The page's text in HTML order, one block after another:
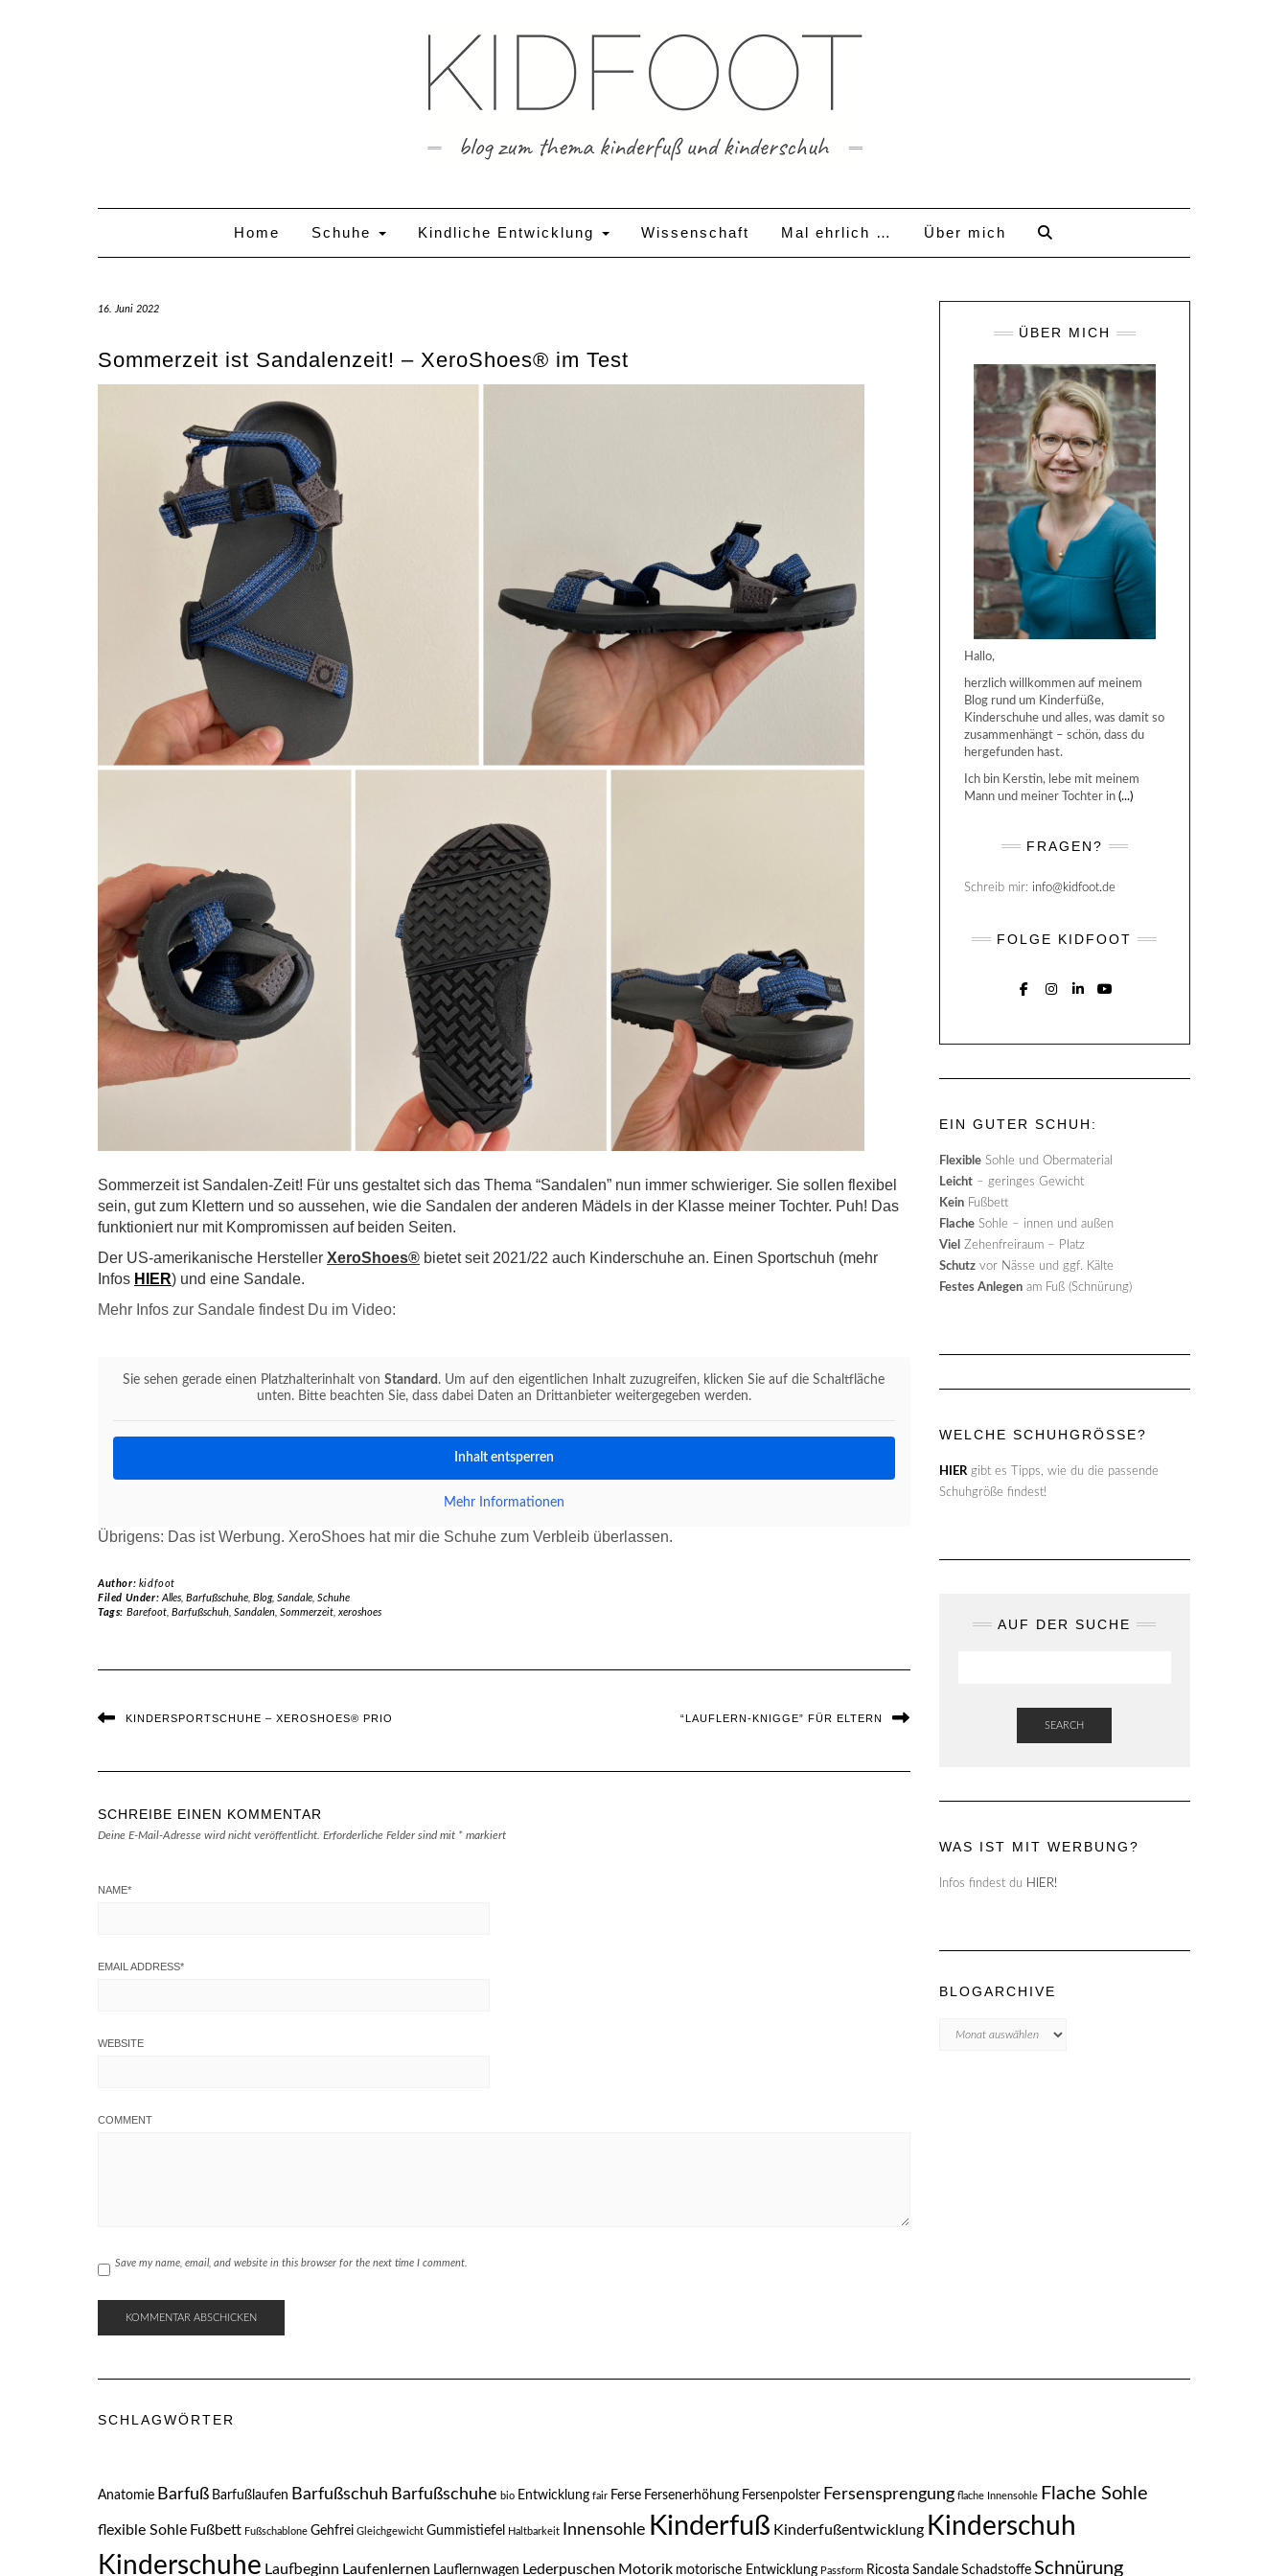
Home Schuhe Kindliche Entwicklung Wissenschaft Mal ehrlich … Über mich
16. Juni 2022
Sommerzeit ist Sandalenzeit! – XeroShoes® im Test
Sommerzeit ist Sandalen-Zeit! Für uns gestaltet sich das Thema “Sandalen” nun immer schwieriger. Sie sollen flexibel
sein, gut zum Klettern und so aussehen, wie die Sandalen der anderen Mädels in der Klasse meiner Tochter. Puh! Das
funktioniert nur mit Kompromissen auf beiden Seiten.
Der US-amerikanische Hersteller XeroShoes® bietet seit 2021/22 auch Kinderschuhe an. Einen Sportschuh (mehr
Infos HIER) und eine Sandale.
Mehr Infos zur Sandale findest Du im Video:
Sie sehen gerade einen Platzhalterinhalt vonStandard . Um auf den eigentlichen Inhalt zuzugreifen, klicken Sie auf die Schaltfläche
unten. Bitte beachten Sie, dass dabei Daten an Drittanbieter weitergegeben werden.
Inhalt entsperren
Mehr Informationen
Übrigens: Das ist Werbung. XeroShoes hat mir die Schuhe zum Verbleib überlassen.
Author: kidfoot
Filed Under: Alles, Barfußschuhe, Blog, Sandale, Schuhe
Tags: Barefoot, Barfußschuh, Sandalen, Sommerzeit, xeroshoes
KINDERSPORTSCHUHE – XEROSHOES® PRIO “LAUFLERN-KNIGGE” FÜR ELTERN
SCHREIBE EINEN KOMMENTAR
Deine E-Mail-Adresse wird nicht veröffentlicht. Erforderliche Felder sind mit * markiert
NAME*
EMAIL ADDRESS*
WEBSITE
COMMENT
Save my name, email, and website in this browser for the next time I comment.
ÜBER MICH
Hallo,
herzlich willkommen auf meinem
Blog rund um Kinderfüße,
Kinderschuhe und alles, was damit so
zusammenhängt – schön, dass du
hergefunden hast.
Ich bin Kerstin, lebe mit meinem
Mann und meiner Tochter in (...)
FRAGEN?
Schreib mir: info@kidfoot.de
FOLGE KIDFOOT
EIN GUTER SCHUH:
FlexibleSohle und Obermaterial
Leicht– geringes Gewicht
KeinFußbett
FlacheSohle – innen und außen
Viel Zehenfreiraum – Platz
Schutzvor Nässe und ggf. Kälte
Festes Anlegenam Fuß (Schnürung)
WELCHE SCHUHGRÖSSE?
HIERgibt es Tipps, wie du die passende
Schuhgröße findest!
AUF DER SUCHE
SEARCH
WAS IST MIT WERBUNG?
Infos findest du HIER!
BLOGARCHIVE
SCHLAGWÖRTER
Anatomie Barfuß Barfußlaufen Barfußschuh Barfußschuhe bio Entwicklung fair Ferse Fersenerhöhung Fersenpolster Fersensprengung flache Innensohle Flache Sohle
flexible Sohle Fußbett Fußschablone Gehfrei Gleichgewicht Gummistiefel Haltbarkeit Innensohle Kinderfuß Kinderfußentwicklung Kinderschuh
Kinderschuhe Laufbeginn Laufenlernen Lauflernwagen Lederpuschen Motorik motorische Entwicklung Passform Ricosta Sandale Schadstoffe Schnürung